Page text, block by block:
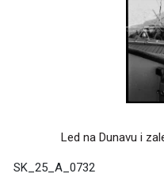
Led na Dunavu i
SK_25_A_0732